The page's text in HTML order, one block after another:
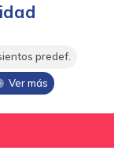
predef.
Ver más